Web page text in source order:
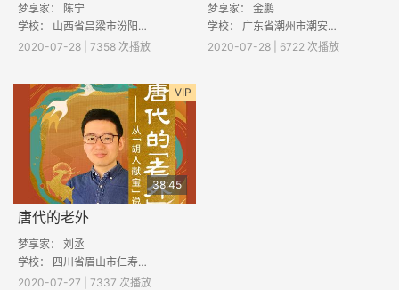
梦享家： 陈宁
学校： 山西省吕梁市汾阳市栗家庄乡南垣村寨小学
2020-07-28 | 7358 次播放
梦享家： 金鹏
学校： 广东省潮州市潮安区古巷镇东岗小学
2020-07-28 | 6722 次播放
VIP
38:45
唐代的老外
梦享家： 刘丞
学校： 四川省眉山市仁寿县黑龙滩镇杨柳小学
2020-07-27 | 7337 次播放